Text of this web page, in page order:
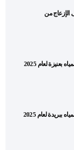
الإزعاج من
من هي أفضل شركة عزل خزانات المياه بعنيزة لعام 2025
من هي أفضل شركة عزل خزانات المياه ببريدة لعام 2025